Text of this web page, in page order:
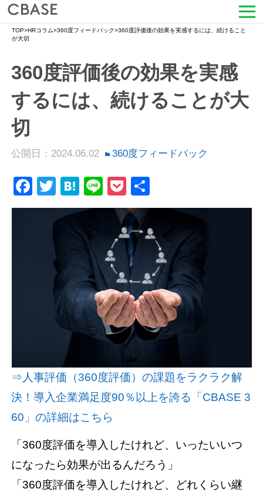
サービス
活用シーン
導入事例
セミナー情報
HRコラム
お知らせ
資料請求(無料) お見積もり依頼
TOP>HRコラム>360度フィードバック>360度評価後の効果を実感するには、続けること
が大切
360度評価後の効果を実感
するには、続けることが大
切
公開日：2024.06.02 360度フィードバック
Facebook
Twitter
Hatena
LinePocket
有
⇒人事評価（360度評価）の課題をラクラク解
決！導入企業満足度90％以上を誇る「CBASE 3
60」の詳細はこちら
「360度評価を導入したけれど、いったいいつ
になったら効果が出るんだろう」
「360度評価を導入したけれど、どれくらい継